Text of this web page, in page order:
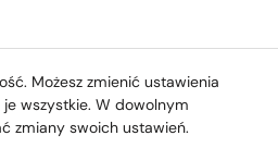
czcionki.
Możesz zmienić ustawienia
wszystkie. W dowolnym
zmiany swoich ustawień.